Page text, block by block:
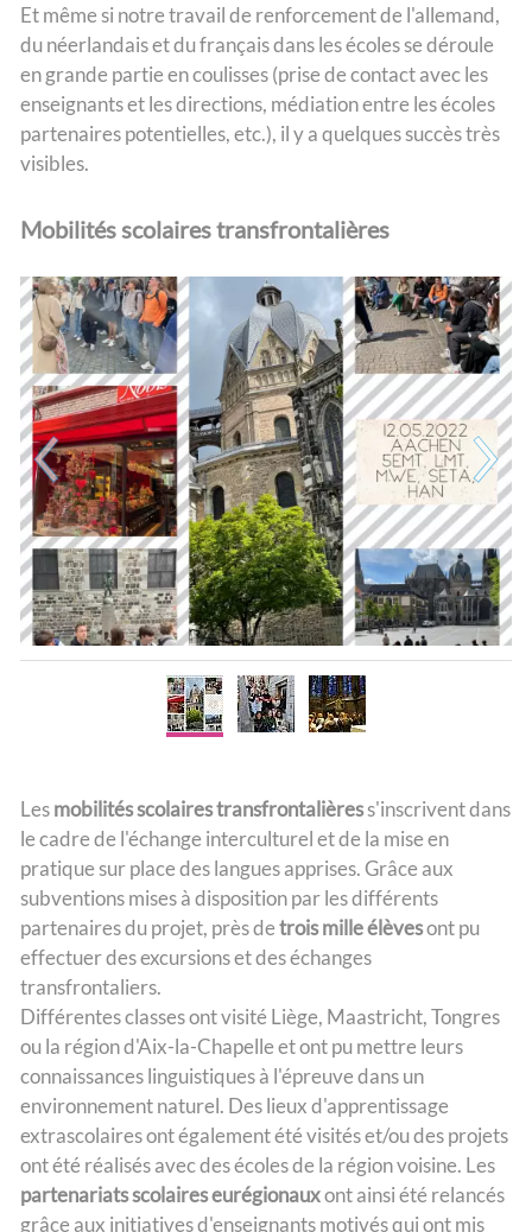
Et même si notre travail de renforcement de l'allemand,
du néerlandais et du français dans les écoles se déroule
en grande partie en coulisses (prise de contact avec les
enseignants et les directions, médiation entre les écoles
partenaires potentielles, etc.), il y a quelques succès très
visibles.
Mobilités scolaires transfrontalières
Lesmobilités scolaires transfrontalièress'inscrivent dans
le cadre de l'échange interculturel et de la mise en
pratique sur place des langues apprises. Grâce aux
subventions mises à disposition par les différents
partenaires du projet, près detrois mille élèvesont pu
effectuer des excursions et des échanges
transfrontaliers.
Différentes classes ont visité Liège, Maastricht, Tongres
ou la région d'Aix-la-Chapelle et ont pu mettre leurs
connaissances linguistiques à l'épreuve dans un
environnement naturel. Des lieux d'apprentissage
extrascolaires ont également été visités et/ou des projets
ont été réalisés avec des écoles de la région voisine. Les
partenariats scolaires eurégionauxont ainsi été relancés
grâce aux initiatives d'enseignants motivés qui ont mis